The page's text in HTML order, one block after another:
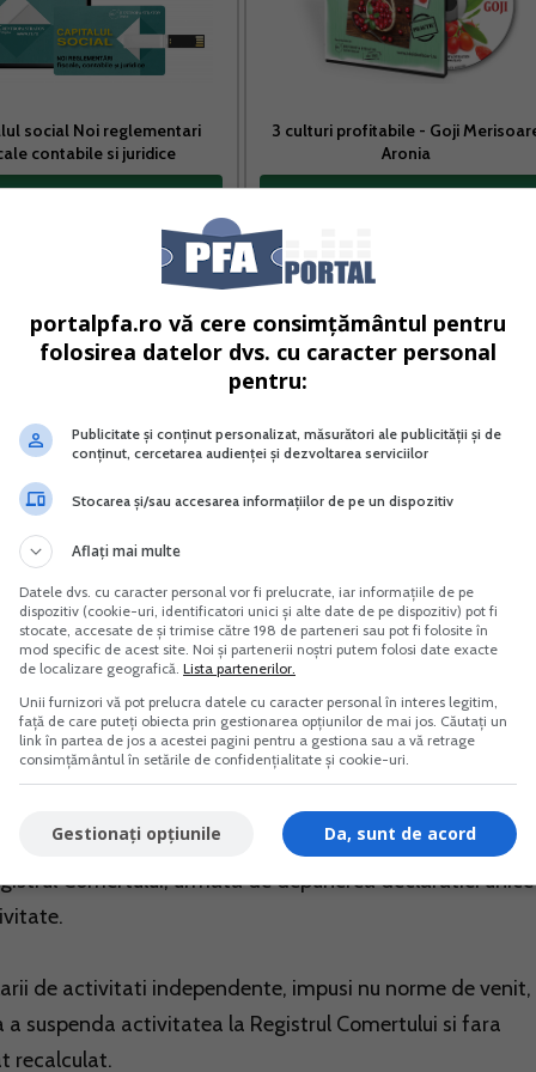
social Noi reglementari
contabile si juridice
acest produs →
3 culturi profitabile - Goji
Aronia
Vreau acest produs →
(9) Pentru intreruperile temporare de
inclusiv cele de forta majora, dovedite cu documente
contribuabil, proportional cu perioada nelucrata. (...).
de venit, care isi exercita activitatea o parte din an,
de venit aferenta perioadei efectiv lucrate se
normei anuale de venit la 365 de zile, iar rezultatul
de venit cu fractiunea de norma de venit
din cauza starii de urgenta.
starii de alerta daca activitatea desfasurata a fost
a instituit starea de alerta.
de venit se recalculeaza pe perioada de activitate
Comertului, urmata de depunerea declaratiei
de activitati independente, impusi nu norme de venit,
suspenda activitatea la Registrul Comertului si fara
recalculat.
portalpfa.ro vă cere consimțământul pentru
folosirea datelor dvs. cu caracter personal
pentru:
Publicitate și conținut personalizat, măsurători ale publicității și de
conținut, cercetarea audienței și dezvoltarea serviciilor
Stocarea și/sau accesarea informațiilor de pe un dispozitiv
Aflați mai multe
Datele dvs. cu caracter personal vor fi prelucrate, iar informațiile de pe
dispozitiv (cookie-uri, identificatori unici și alte date de pe dispozitiv) pot fi
stocate, accesate de și trimise către 198 de parteneri sau pot fi folosite în
mod specific de acest site. Noi și partenerii noștri putem folosi date exacte
de localizare geografică. Lista partenerilor.
Unii furnizori vă pot prelucra datele cu caracter personal în interes legitim,
față de care puteți obiecta prin gestionarea opțiunilor de mai jos. Căutați un
link în partea de jos a acestei pagini pentru a gestiona sau a vă retrage
consimțământul în setările de confidențialitate și cookie-uri.
Da, sunt de acord
Gestionați opțiunile